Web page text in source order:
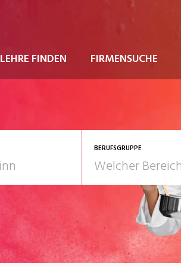
LEHRE FINDEN FIRMENSUCHE
BERUFSGRUPPE
Gesundheit/Pflege/Soziales
Kultur